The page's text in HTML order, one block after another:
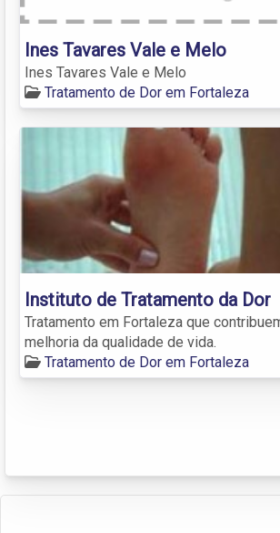
Ines Tavares Vale e Melo
Ines Tavares Vale e Melo
Tratamento de Dor em Fortaleza
Instituto de Tratamento da Dor
Tratamento em Fortaleza que
melhoria da qualidade de vida.
Tratamento de Dor em Fortaleza